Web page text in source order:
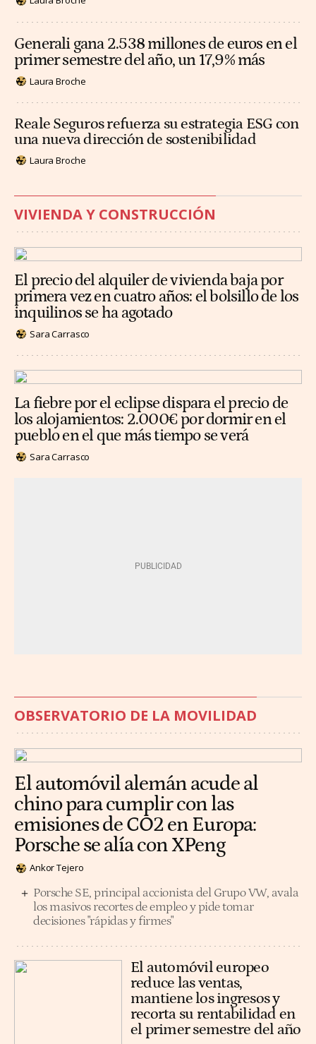
Generali gana 2.538 millones de euros en el
primer semestre del año, un 17,9% más
Laura Broche
Reale Seguros refuerza su estrategia ESG con
una nueva dirección de sostenibilidad
Laura Broche
VIVIENDA Y CONSTRUCCIÓN
El precio del alquiler de vivienda baja por
primera vez en cuatro años: el bolsillo de los
inquilinos se ha agotado
Sara Carrasco
La fiebre por el eclipse dispara el precio de
los alojamientos: 2.000€ por dormir en el
pueblo en el que más tiempo se verá
Sara Carrasco
OBSERVATORIO DE LA MOVILIDAD
El automóvil alemán acude al
chino para cumplir con las
emisiones de CO2 en Europa:
Porsche se alía con XPeng
Ankor Tejero
Porsche SE, principal accionista del Grupo VW, avala
los masivos recortes de empleo y pide tomar
decisiones "rápidas y firmes"
El automóvil europeo
reduce las ventas,
mantiene los ingresos y
recorta su rentabilidad en
el primer semestre del año